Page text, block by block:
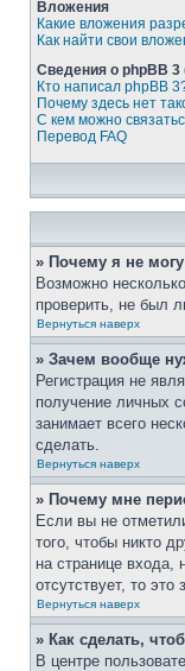
Вложения
Какие вложения
Как найти свои
Сведения о phpBB 3
Кто написал phpBB
Почему здесь нет
С кем можно
Перевод FAQ
» Почему я не
Возможно
проверить, не был
Вернуться наверх
» Зачем вообще
Регистрация не
получение личных
занимает всего
сделать.
Вернуться наверх
» Почему мне
Если вы не
того, чтобы никто
на странице входа,
отсутствует, то
Вернуться наверх
» Как сделать,
В центре